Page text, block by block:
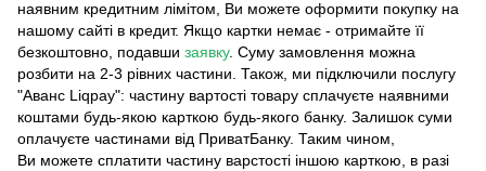
наявним кредитним лімітом, Ви можете оформити покупку на
нашому сайті в кредит. Якщо картки немає - отримайте її
безкоштовно, подавши заявку. Суму замовлення можна
розбити на 2-3 рівних частини. Також, ми підключили послугу
"Аванс Liqpay": частину вартості товару сплачуєте наявними
коштами будь-якою карткою будь-якого банку. Залишок суми
оплачуєте частинами від ПриватБанку. Таким чином,
Ви можете сплатити частину варстості іншою карткою, в разі